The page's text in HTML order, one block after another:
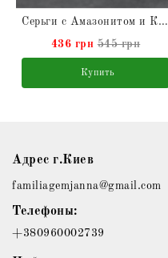
Серьги с Амазонитом и Кораллом натуральными в позолоте
436 грн 545 грн
Купить
Адрес г.Киев
familiagemjanna@gmail.com
Телефоны:
+380960002739